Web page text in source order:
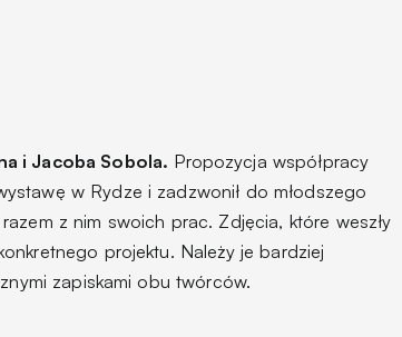
i Jacoba Sobola. Propozycja współpracy
w Rydze i zadzwonił do młodszego
z nim swoich prac. Zdjęcia, które weszły
projektu. Należy je bardziej
zapiskami obu twórców.